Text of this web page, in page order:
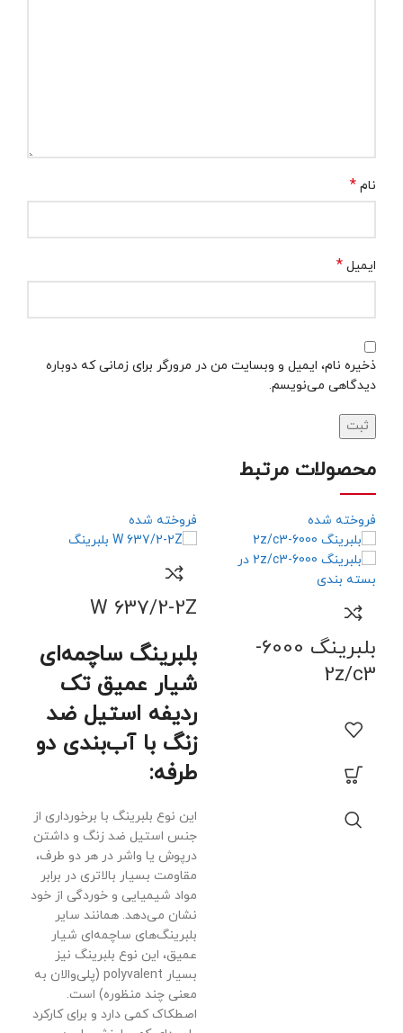
نام *
ایمیل *
ذخیره نام، ایمیل و وبسایت من در مرورگر برای زمانی که دوباره
دیدگاهی می‌نویسم.
محصولات مرتبط
فروخته شده
بلبرینگ 6000-
2z/c3
فروخته شده
W 637/2-2Z
بلبرینگ ساچمه‌ای
شیار عمیق تک
ردیفه استیل ضد
زنگ با آب‌بندی دو
طرفه:
این نوع بلبرینگ با برخورداری از
جنس استیل ضد زنگ و داشتن
درپوش یا واشر در هر دو طرف،
مقاومت بسیار بالاتری در برابر
مواد شیمیایی و خوردگی از خود
نشان می‌دهد. همانند سایر
بلبرینگ‌های ساچمه‌ای شیار
عمیق، این نوع بلبرینگ نیز
بسیار polyvalent (پلی‌والان به
معنی چند منظوره) است.
اصطکاک کمی دارد و برای کارکرد